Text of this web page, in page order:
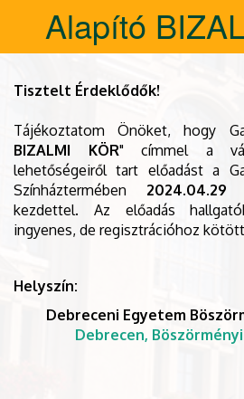
Alapító
Tisztelt Érdeklődők!
Tájékoztatom Önöket, hogy
BIZALMI KÖR" címmel a
lehetőségeiről tart előadást a
Színháztermében 2024.04.29
kezdettel. Az előadás
ingyenes, de regisztrációhoz
Helyszín:
Debreceni Egyetem
Debrecen,